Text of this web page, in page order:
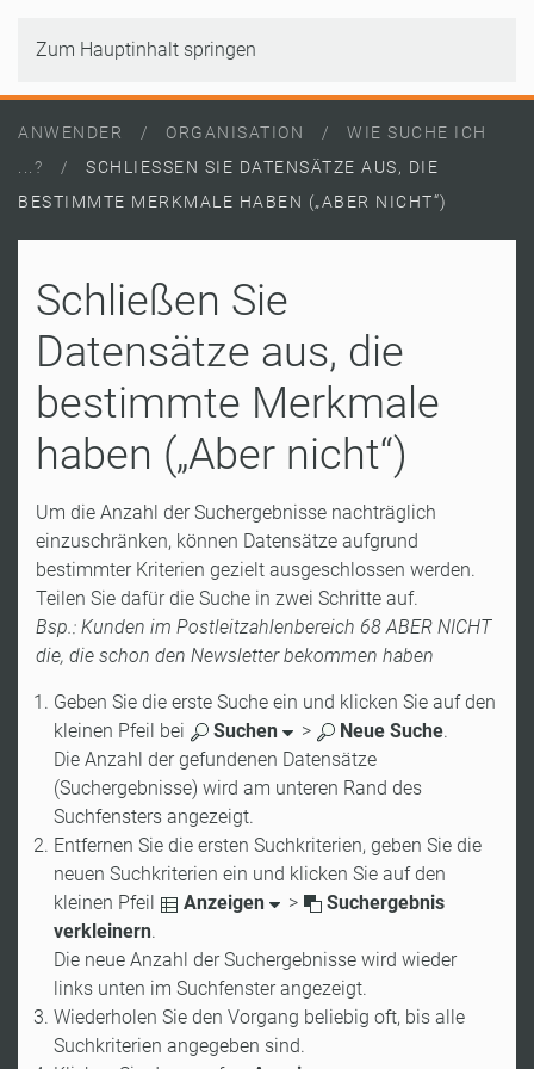
Zum Hauptinhalt springen
ANWENDER ORGANISATION
WIE SUCHE ICH
...?
SCHLIESSEN SIE DATENSÄTZE AUS, DIE B
ESTIMMTE MERKMALE HABEN („ABER NICHT“)
Schließen Sie
Datensätze aus, die
bestimmte Merkmale
haben („Aber nicht“)
Um die Anzahl der Suchergebnisse nachträglich
einzuschränken, können Datensätze aufgrund
bestimmter Kriterien gezielt ausgeschlossen werden.
Teilen Sie dafür die Suche in zwei Schritte auf.
Bsp.: Kunden im Postleitzahlenbereich 68 ABER NICHT
die, die schon den Newsletter bekommen haben
Geben Sie die erste Suche ein und klicken Sie auf den
kleinen Pfeil bei
Suchen > Neue Suche.
Die Anzahl der gefundenen Datensätze
(Suchergebnisse) wird am unteren Rand des
Suchfensters angezeigt.
Entfernen Sie die ersten Suchkriterien, geben Sie die
neuen Suchkriterien ein und klicken Sie auf den
kleinen Pfeil
Anzeigen >
Suchergebnis
verkleinern.
Die neue Anzahl der Suchergebnisse wird wieder
links unten im Suchfenster angezeigt.
Wiederholen Sie den Vorgang beliebig oft, bis alle
Suchkriterien angegeben sind.